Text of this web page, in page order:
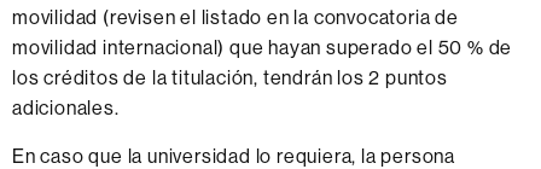
movilidad (revisen el listado en la convocatoria de
movilidad internacional) que hayan superado el 50 % de
los créditos de la titulación, tendrán los 2 puntos
adicionales.
En caso que la universidad lo requiera, la persona